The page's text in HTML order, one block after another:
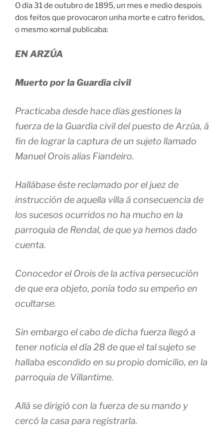
O día 31 de outubro de 1895, un mes e medio despois
dos feitos que provocaron unha morte e catro feridos,
o mesmo xornal publicaba:
EN ARZÚA
Muerto por la Guardia civil
Practicaba desde hace días gestiones la
fuerza de la Guardia civil del puesto de Arzúa, á
fin de lograr la captura de un sujeto llamado
Manuel Orois alias Fiandeiro.
Hallábase éste reclamado por el juez de
instrucción de aquella villa á consecuencia de
los sucesos ocurridos no ha mucho en la
parroquia de Rendal, de que ya hemos dado
cuenta.
Conocedor el Orois de la activa persecución
de que era objeto, ponía todo su empeño en
ocultarse.
Sin embargo el cabo de dicha fuerza llegó a
tener noticia el día 28 de que el tal sujeto se
hallaba escondido en su propio domicilio, en la
parroquia de Villantime.
Allá se dirigió con la fuerza de su mando y
cercó la casa para registrarla.